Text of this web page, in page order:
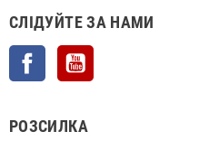
СЛІДУЙТЕ ЗА НАМИ
Facebook
РОЗСИЛКА